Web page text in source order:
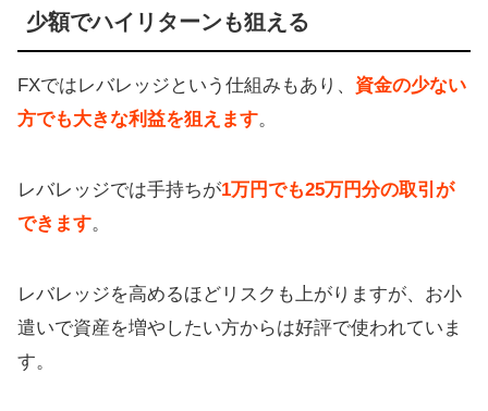
少額でハイリターンも狙える
FXではレバレッジという仕組みもあり、 資金の少ない
方でも大きな利益を狙えます。
レバレッジでは手持ちが1万円でも25万円分の取引が
できます。
レバレッジを高めるほどリスクも上がりますが、お小
遣いで資産を増やしたい方からは好評で使われていま
す。